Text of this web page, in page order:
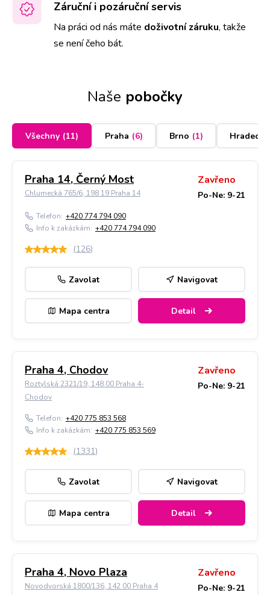
Záruční i pozáruční servis
Na práci od nás máte doživotní záruku, takže
se není čeho bát.
Naše pobočky
Všechny (11) Praha (6) Brno (1) Hradec
Praha 14, Černý Most
Chlumecká 765/6, 198 19 Praha 14
Zavřeno
Po-Ne: 9-21
Telefon: +420 774 794 090
Info k zakázkám: +420 774 794 090
(126)
Zavolat Navigovat
Mapa centra Detail
Praha 4, Chodov
Roztylská 2321/19, 148 00 Praha 4-
Chodov
Zavřeno
Po-Ne: 9-21
Telefon: +420 775 853 568
Info k zakázkám: +420 775 853 569
(1331)
Zavolat Navigovat
Mapa centra Detail
Praha 4, Novo Plaza
Novodvorská 1800/136, 142 00 Praha 4
Zavřeno
Po-Ne: 9-21